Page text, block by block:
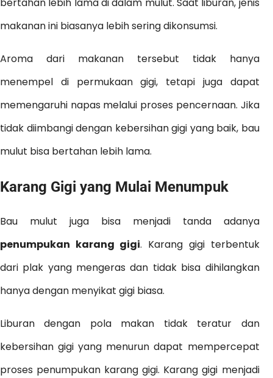
makanan ini biasanya lebih sering dikonsumsi.
Aroma dari makanan tersebut tidak hanya
menempel di permukaan gigi, tetapi juga dapat
memengaruhi napas melalui proses pencernaan. Jika
tidak diimbangi dengan kebersihan gigi yang baik, bau
mulut bisa bertahan lebih lama.
Karang Gigi yang Mulai Menumpuk
Bau mulut juga bisa menjadi tanda adanya
penumpukan karang gigi. Karang gigi terbentuk
dari plak yang mengeras dan tidak bisa dihilangkan
hanya dengan menyikat gigi biasa.
Liburan dengan pola makan tidak teratur dan
kebersihan gigi yang menurun dapat mempercepat
proses penumpukan karang gigi. Karang gigi menjadi